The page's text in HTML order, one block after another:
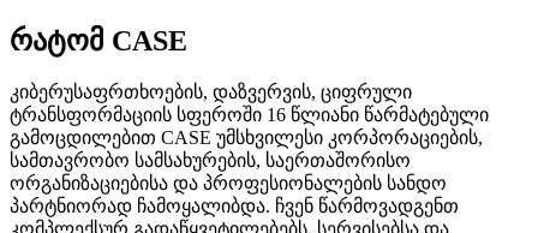
რატომ CASE
კიბერუსაფრთხოების, დაზვერვის, ციფრული
ტრანსფორმაციის სფეროში 16 წლიანი წარმატებული
გამოცდილებით CASE უმსხვილესი კორპორაციების,
სამთავრობო სამსახურების, საერთაშორისო
ორგანიზაციებისა და პროფესიონალების სანდო
პარტნიორად ჩამოყალიბდა. ჩვენ წარმოვადგენთ